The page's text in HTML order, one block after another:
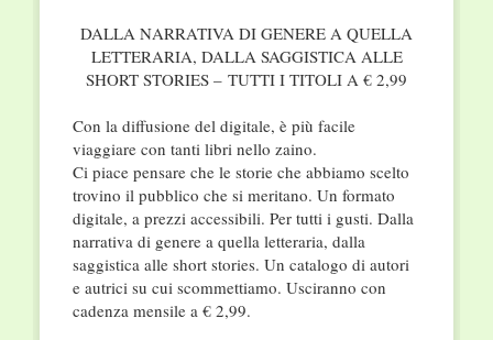
DALLA NARRATIVA DI GENERE A QUELLA
LETTERARIA, DALLA SAGGISTICA ALLE
SHORT STORIES – TUTTI I TITOLI A € 2,99
Con la diffusione del digitale, è più facile
viaggiare con tanti libri nello zaino.
Ci piace pensare che le storie che abbiamo scelto
trovino il pubblico che si meritano. Un formato
digitale, a prezzi accessibili. Per tutti i gusti. Dalla
narrativa di genere a quella letteraria, dalla
saggistica alle short stories. Un catalogo di autori
e autrici su cui scommettiamo. Usciranno con
cadenza mensile a € 2,99.